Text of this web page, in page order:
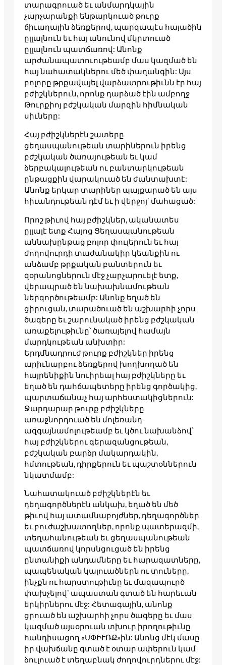
տարագրուած եւ անմարդկային
չարչարանքի ենթարկուած թուրք
ճիւաղային ձեռքերով, պարզապէս հայածին
ըլլալնուն եւ հայ անունով մկրտուած
ըլլալնուն պատճառով: Անոնք
արժանապատուութեամբ մաս կազմած են
հայ նահատակներու մեծ փաղանգին: Այս
բոլորը թրքավայել վարձատրութիւնն էր հայ
բժիշկներուն, որոնք դարձած էին ամբողջ
Թուրքիոյ բժշկական մարզին հիմնական
սիւները:
Հայ բժիշկներէն շատերը
ցեղասպանութեան տարիներուն իրենց
բժշկական ծառայութեան եւ կամ
ձերբակալութեան ու բանտարկութեան
ընթացքին վարակուած են ժանտախտէ:
Անոնք երկար տարիներ պայքարած են այս
հիւանդութեան դէմ եւ ի վերջոյ՝ մահացած:
Որոշ թիւով հայ բժիշկներ, ականատես
ըլլալէ ետք Հայոց Ցեղասպանութեան
աննախընթաց բոլոր փուլերուն եւ հայ
ժողովուրդի տաժանակիր կեանքին ու
անձամբ թրքական բանտերուն եւ
զօրանոցներուն մէջ չարչարուելէ ետք,
վերապրած են նախախնամութեան
ներգործութեամբ: Անոնք եղած են
ցիրուցան, տարածուած են աշխարհի չորս
ծագերը եւ շարունակած իրենց բժշկական
առաքելութիւնը՝ ծառայելով համայն
մարդկութեան անխտիր:
Երդմնադրուժ թուրք բժիշկներ իրենց
արիւնարբու ձեռքերով խողխողած են
հայրենիքին նուիրեալ հայ բժիշկները եւ
եղած են դահճապետերը իրենց գործակից,
պարտաճանաչ հայ արհեստակիցներուն:
Ջարդարար թուրք բժիշկները
առաջնորդուած են մոլեռանդ
ազգայնամոլութեամբ եւ կծու նախանձով՝
հայ բժիշկներու գերազանցութեան,
բժշկական բարձր մակարդակին,
հմտութեան, դիրքերուն եւ պաշտօններուն
նկատմամբ:
Նահատակուած բժիշկներէն եւ
դեղագործներէն անկախ, եղած են մեծ
թիւով հայ ատամնաբոյժներ, դեղագործներ
եւ բուժաշխատողներ, որոնք պատերազմի,
տեղահանութեան եւ ցեղասպանութեան
պատճառով կորսնցուցած են իրենց
ընտանիքի անդամները եւ հարազատները,
պապենական կալուածներն ու տուները,
ինչքն ու հարստութիւնը եւ մազապուրծ
փախչելով՝ ապաստան գտած են հարեւան
երկիրներու մէջ: Հետագային, անոնք
ցրուած են աշխարհի չորս ծագերը եւ մաս
կազմած այսօրուան տխուր իրողութիւնը
հանդիսացող «ՍՓԻՒՌՔ»ին: Անոնց մէկ մասը
իր վախճանը գտած է օտար ափերուն կամ
ձուլուած է տեղաբնակ ժողովուրդներու մէջ: